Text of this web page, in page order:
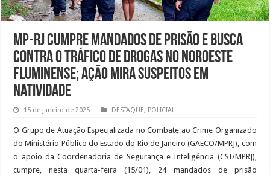
MP-RJ cumpre mandados de prisão e busca
contra o tráfico de drogas no Noroeste
Fluminense; ação mira suspeitos em
Natividade
15 de janeiro de 2025 DESTAQUE, POLICIAL
O Grupo de Atuação Especializada no Combate ao Crime Organizado
do Ministério Público do Estado do Rio de Janeiro (GAECO/MPRJ), com
o apoio da Coordenadoria de Segurança e Inteligência (CSI/MPRJ),
cumpre, nesta quarta-feira (15/01), 24 mandados de prisão